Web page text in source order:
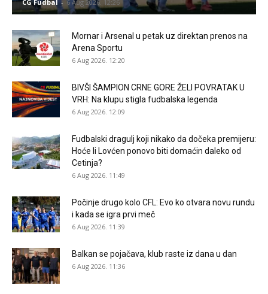
CG Fudbal - 6 Aug 2026. 12:26
Mornar i Arsenal u petak uz direktan prenos na
Arena Sportu
6 Aug 2026. 12:20
BIVŠI ŠAMPION CRNE GORE ŽELI POVRATAK U
VRH: Na klupu stigla fudbalska legenda
6 Aug 2026. 12:09
Fudbalski dragulj koji nikako da dočeka premijeru:
Hoće li Lovćen ponovo biti domaćin daleko od
Cetinja?
6 Aug 2026. 11:49
Počinje drugo kolo CFL: Evo ko otvara novu rundu
i kada se igra prvi meč
6 Aug 2026. 11:39
Balkan se pojačava, klub raste iz dana u dan
6 Aug 2026. 11:36